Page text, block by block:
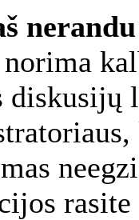
diskusijų